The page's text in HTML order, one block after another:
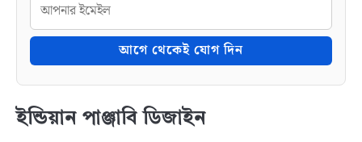
আগে থেকেই যোগ দিন
ইন্ডিয়ান পাঞ্জাবি ডিজাইন